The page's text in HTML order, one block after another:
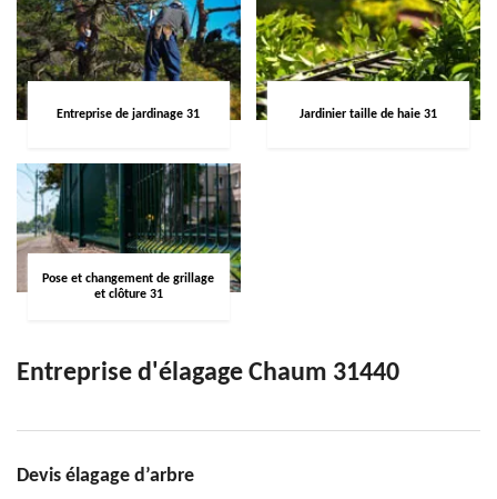
Entreprise de jardinage 31 Jardinier taille de haie 31
Pose et changement de grillage
et clôture 31
Entreprise d'élagage Chaum 31440
Devis élagage d’arbre